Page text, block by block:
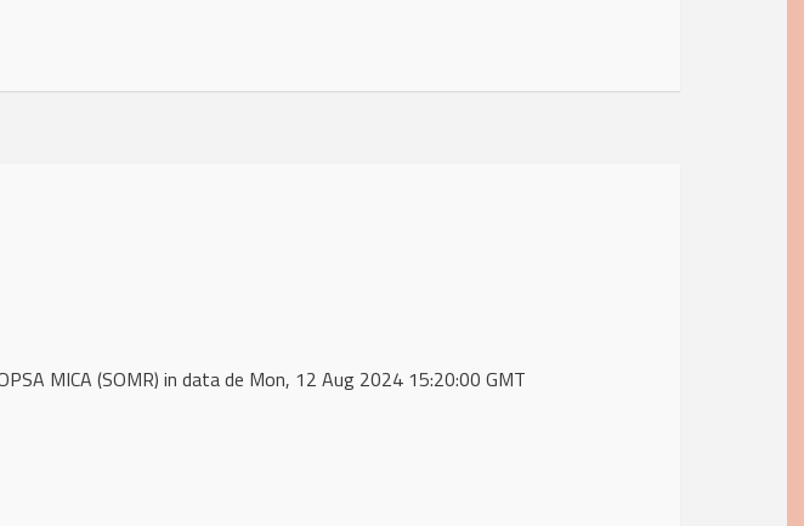
MICA (SOMR) in data de Mon, 12 Aug 2024 15:20:00 GMT